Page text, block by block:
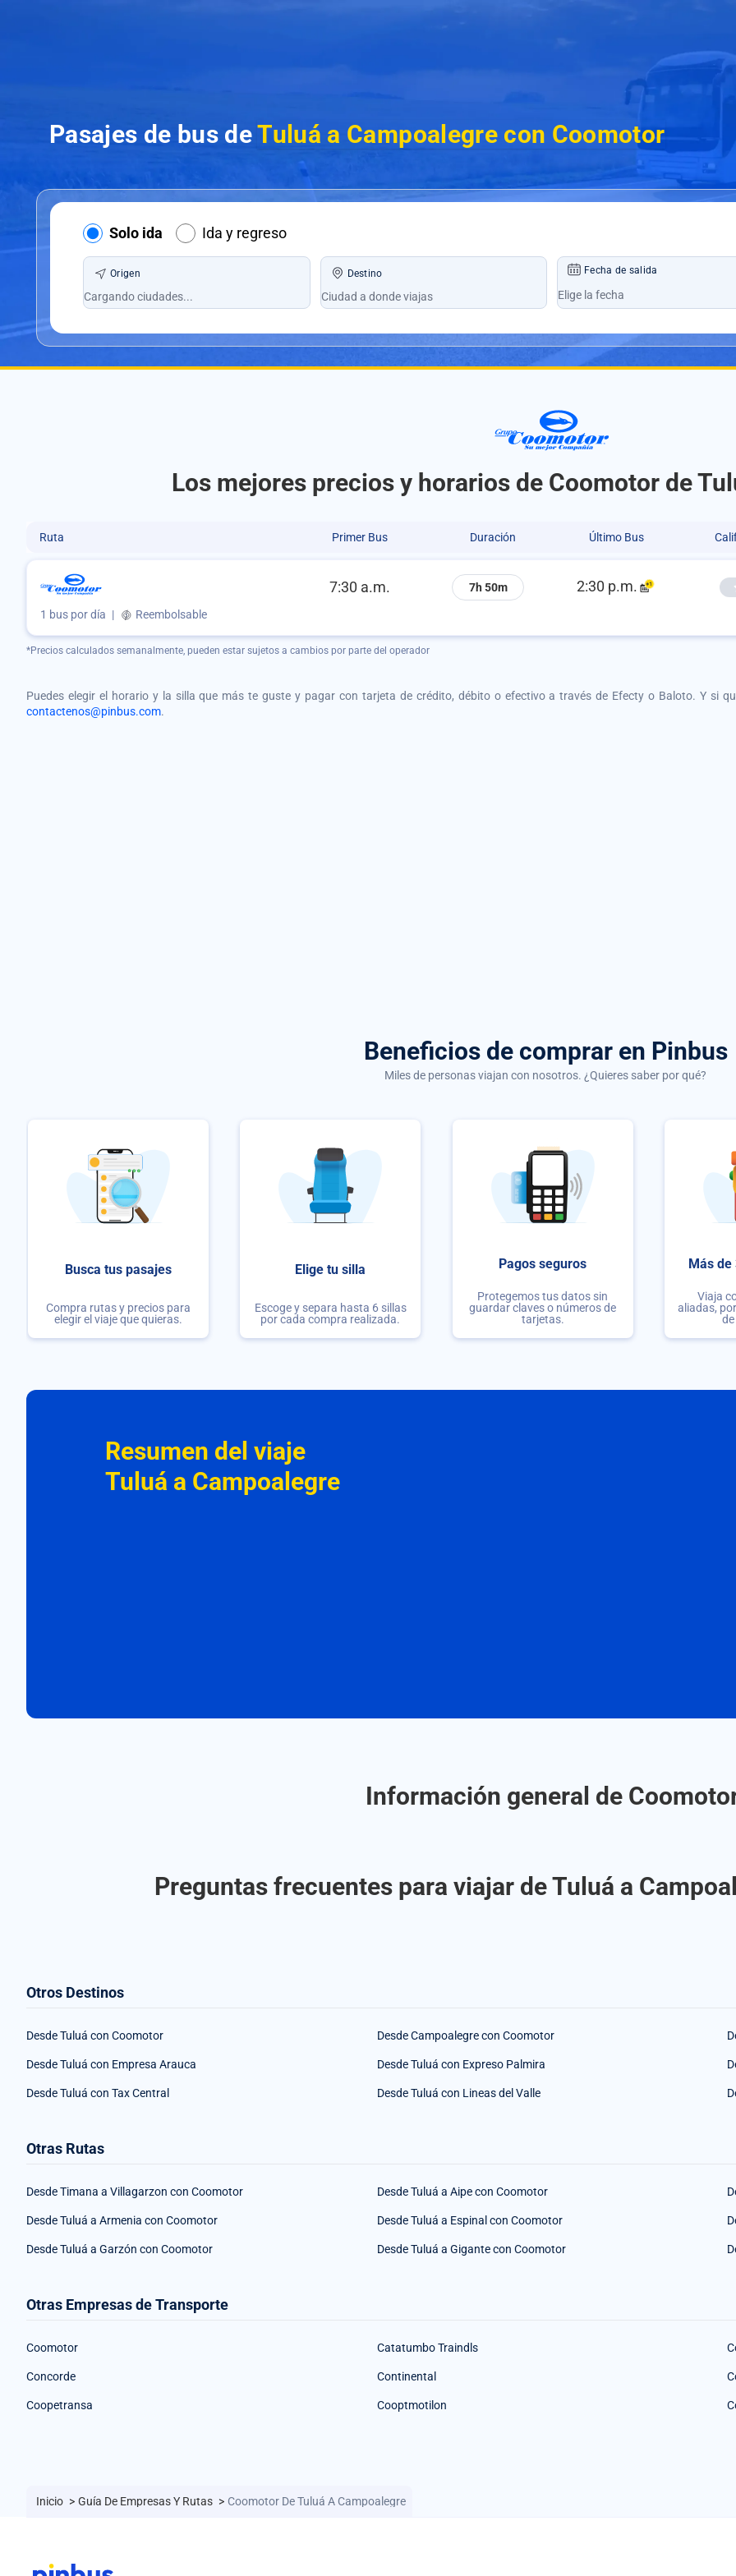
Pasajes de bus deTuluá a Campoalegre con Coomotor
Solo ida Ida y regreso
Origen Destino Fecha de salida
Los mejores precios y horarios de Coomotor de
Ruta Primer Bus Duración Último Bus
7:30 a.m. 7h 50m 2:30 p.m.
1 bus por día | Reembolsable
*Precios calculados semanalmente, pueden estar sujetos a cambios por parte del operador
Puedes elegir el horario y la silla que más te guste y pagar con tarjeta de crédito, débito o efectivo a través de Efecty o Baloto. Y si
contactenos@pinbus.com.
Beneficios de comprar en Pinbus
Miles de personas viajan con nosotros. ¿Quieres saber por qué?
Busca tus pasajes
Compra rutas y precios para
elegir el viaje que quieras.
Elige tu silla
Escoge y separa hasta 6 sillas
por cada compra realizada.
Pagos seguros
Protegemos tus datos sin
guardar claves o números de
tarjetas.
Más de
Viaja
aliadas,
Resumen del viaje
Tuluá a Campoalegre
Información general de
Preguntas frecuentes para viajar de Tuluá a
Otros Destinos
Desde Tuluá con Coomotor Desde Campoalegre con Coomotor
Desde Tuluá con Empresa Arauca Desde Tuluá con Expreso Palmira
Desde Tuluá con Tax Central Desde Tuluá con Lineas del Valle
Otras Rutas
Desde Timana a Villagarzon con Coomotor Desde Tuluá a Aipe con Coomotor
Desde Tuluá a Armenia con Coomotor Desde Tuluá a Espinal con Coomotor
Desde Tuluá a Garzón con Coomotor Desde Tuluá a Gigante con Coomotor
Otras Empresas de Transporte
Coomotor Catatumbo Traindls
Concorde Continental
Coopetransa Cooptmotilon
Inicio > Guía De Empresas Y Rutas > Coomotor De Tuluá A Campoalegre